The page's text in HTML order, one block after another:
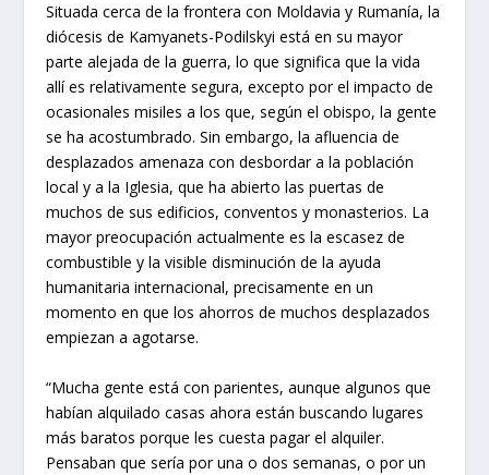
Situada cerca de la frontera con Moldavia y Rumanía, la
diócesis de Kamyanets-Podilskyi está en su mayor
parte alejada de la guerra, lo que significa que la vida
allí es relativamente segura, excepto por el impacto de
ocasionales misiles a los que, según el obispo, la gente
se ha acostumbrado. Sin embargo, la afluencia de
desplazados amenaza con desbordar a la población
local y a la Iglesia, que ha abierto las puertas de
muchos de sus edificios, conventos y monasterios. La
mayor preocupación actualmente es la escasez de
combustible y la visible disminución de la ayuda
humanitaria internacional, precisamente en un
momento en que los ahorros de muchos desplazados
empiezan a agotarse.
“Mucha gente está con parientes, aunque algunos que
habían alquilado casas ahora están buscando lugares
más baratos porque les cuesta pagar el alquiler.
Pensaban que sería por una o dos semanas, o por un